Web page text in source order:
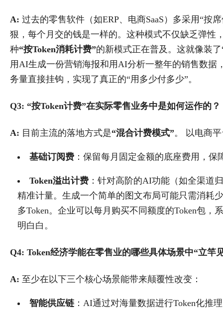
A: 过去的零售软件（如ERP、电商SaaS）多采用“
狠，每个月交的钱是一样的。这种模式不仅缺乏弹
种“按Token消耗计费”的新模式正在普及。这就像装
用AI生成一份营销海报和用AI分析一整年的销售数据
务量直接挂钩，实现了真正的“用多少付多少”。
Q3: “按Token计费”在实际零售业务中是如何运作的？
A: ​ 目前主流的落地方式是“混合计费模式”。 以电商
基础订阅费 ：保留每月固定金额的底座费用，
Token溢出计费 ：针对高阶的AI功能（如全渠道
精准计量。生成一个简单的图文布局可能只需消耗
多Token。企业可以每月购买不同额度的Token包
明白白。
Q4: Token经济学能在零售业的哪些具体场景中“立竿
A: ​ 至少在以下三个核心场景能带来颠覆性改变：
智能供应链 ：AI通过对海量数据进行Token化推